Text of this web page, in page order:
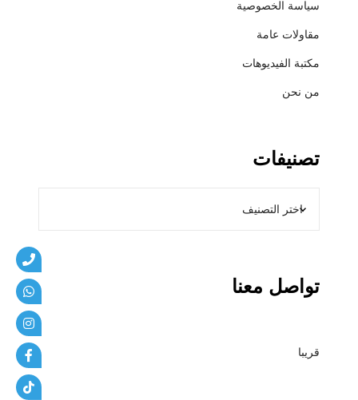
سياسة الخصوصية
مقاولات عامة
مكتبة الفيديوهات
من نحن
تصنيفات
تواصل معنا
قريبا